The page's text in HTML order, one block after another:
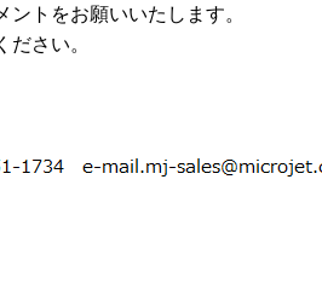
トをお願いいたします。
さい。